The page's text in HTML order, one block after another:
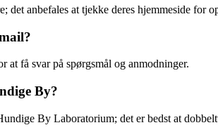
anbefales at tjekke deres hjemmeside for
få svar på spørgsmål og anmodninger.
By?
By Laboratorium; det er bedst at